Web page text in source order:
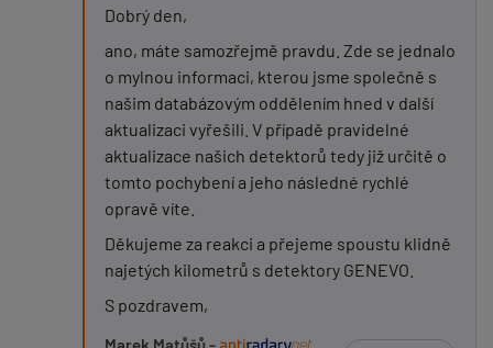
Dobrý den,
ano, máte samozřejmě pravdu. Zde se jednalo
o mylnou informaci, kterou jsme společně s
našim databázovým oddělením hned v další
aktualizaci vyřešili. V případě pravidelné
aktualizace našich detektorů tedy již určitě o
tomto pochybení a jeho následné rychlé
opravě víte.
Děkujeme za reakci a přejeme spoustu klidně
najetých kilometrů s detektory GENEVO.
S pozdravem,